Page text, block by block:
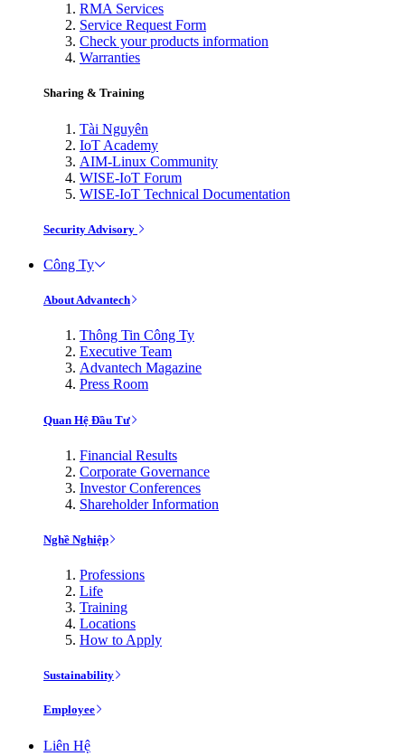
RMA Services
Service Request Form
Check your products information
Warranties
Sharing & Training
Tài Nguyên
IoT Academy
AIM-Linux Community
WISE-IoT Forum
WISE-IoT Technical Documentation
Security Advisory
Công Ty
About Advantech
Thông Tin Công Ty
Executive Team
Advantech Magazine
Press Room
Quan Hệ Đầu Tư
Financial Results
Corporate Governance
Investor Conferences
Shareholder Information
Nghề Nghiệp
Professions
Life
Training
Locations
How to Apply
Sustainability
Employee
Liên Hệ